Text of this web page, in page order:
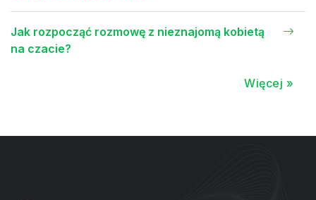
Jak rozpocząć rozmowę z nieznajomą kobietą
na czacie?
Więcej »